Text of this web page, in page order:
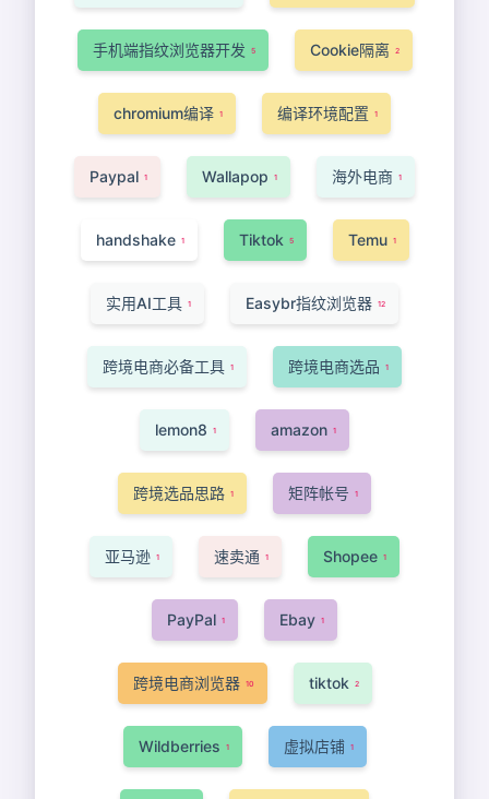
手机端指纹浏览器开发 5 Cookie隔离 2
chromium编译 1 编译环境配置 1
Paypal 1 Wallapop 1 海外电商 1
handshake 1 Tiktok 5 Temu 1
实用AI工具 1 Easybr指纹浏览器 12
跨境电商必备工具 1 跨境电商选品 1
lemon8 1 amazon 1
跨境选品思路 1 矩阵帐号 1
亚马逊 1 速卖通 1 Shopee 1
PayPal 1 Ebay 1
跨境电商浏览器 10 tiktok 2
Wildberries 1 虚拟店铺 1